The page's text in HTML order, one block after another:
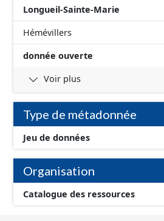
Longueil-Sainte-Marie
Hémévillers
donnée ouverte
Voir plus
Type de métadonnée
Jeu de données
Organisation
Catalogue des ressources